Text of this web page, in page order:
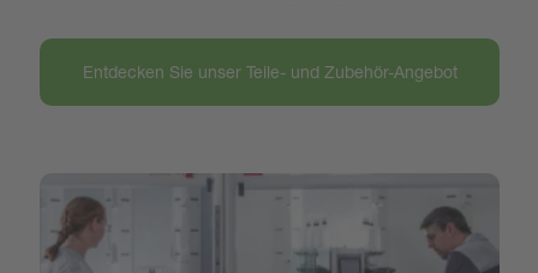
Entdecken Sie unser Teile- und Zubehör-Angebot